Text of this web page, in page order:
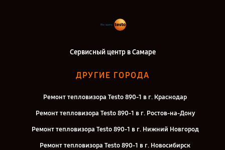
Сервисный центр в Самаре
ДРУГИЕ ГОРОДА
Ремонт тепловизора Testo 890-1 в г. Краснодар
Ремонт тепловизора Testo 890-1 в г. Ростов-на-Дону
Ремонт тепловизора Testo 890-1 в г. Нижний Новгород
Ремонт тепловизора Testo 890-1 в г. Новосибирск